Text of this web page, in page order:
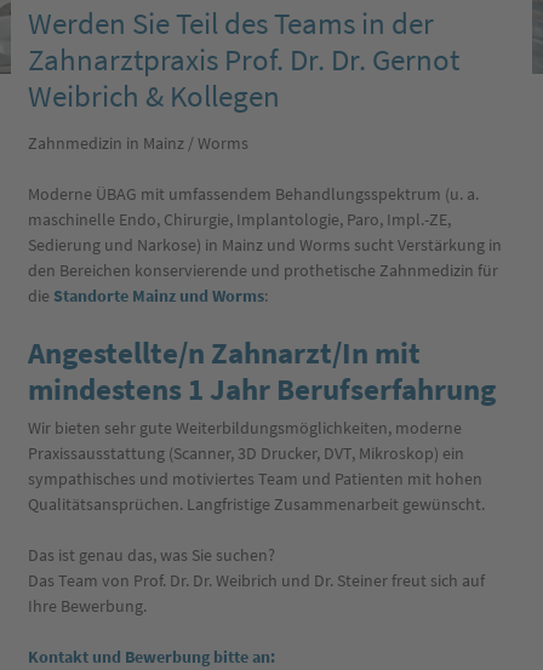
Werden Sie Teil des Teams in der
Zahnarztpraxis Prof. Dr. Dr. Gernot
Weibrich & Kollegen
Zahnmedizin in Mainz / Worms
Moderne ÜBAG mit umfassendem Behandlungsspektrum (u. a.
maschinelle Endo, Chirurgie, Implantologie, Paro, Impl.-ZE,
Sedierung und Narkose) in Mainz und Worms sucht Verstärkung in
den Bereichen konservierende und prothetische Zahnmedizin für
die Standorte Mainz und Worms:
Angestellte/n Zahnarzt/In mit
mindestens 1 Jahr Berufserfahrung
Wir bieten sehr gute Weiterbildungsmöglichkeiten, moderne
Praxissausstattung (Scanner, 3D Drucker, DVT, Mikroskop) ein
sympathisches und motiviertes Team und Patienten mit hohen
Qualitätsansprüchen. Langfristige Zusammenarbeit gewünscht.
Das ist genau das, was Sie suchen?
Das Team von Prof. Dr. Dr. Weibrich und Dr. Steiner freut sich auf
Ihre Bewerbung.
Kontakt und Bewerbung bitte an: